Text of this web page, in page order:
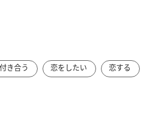
付き合う 恋をしたい
恋する